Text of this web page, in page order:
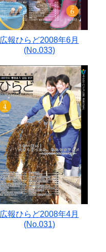
広報ひらど2008年6月
(No.033)
広報ひらど2008年4月
(No.031)